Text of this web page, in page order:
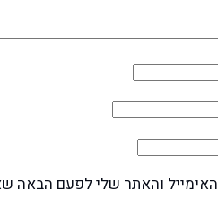
והאתר שלי לפעם הבאה